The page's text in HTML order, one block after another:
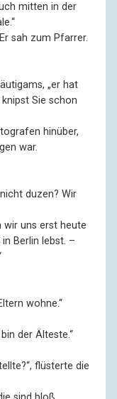
mitten in der
sah zum Pfarrer.
„er hat
Sie schon
hinüber,
war.
duzen? Wir
wir uns erst heute
Berlin lebst. –
wohne.“
der Älteste.“
flüsterte die